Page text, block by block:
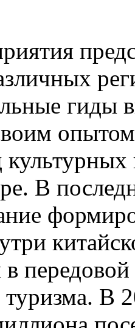
гиды
В
в
туризма. В